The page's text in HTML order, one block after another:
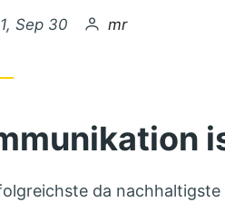
Sep 30 von
mr
da